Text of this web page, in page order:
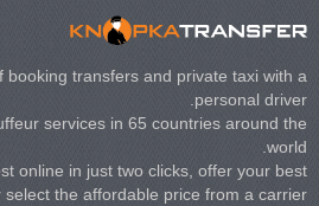
transfers and private taxi with a
personal driver.
services in 65 countries around the
world.
online in just two clicks, offer your best
the affordable price from a carrier.